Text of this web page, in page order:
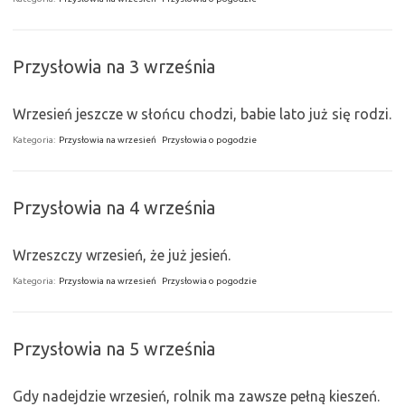
Przysłowia na 3 września
Wrzesień jeszcze w słońcu chodzi, babie lato już się rodzi.
Kategoria: Przysłowia na wrzesień Przysłowia o pogodzie
Przysłowia na 4 września
Wrzeszczy wrzesień, że już jesień.
Kategoria: Przysłowia na wrzesień Przysłowia o pogodzie
Przysłowia na 5 września
Gdy nadejdzie wrzesień, rolnik ma zawsze pełną kieszeń.